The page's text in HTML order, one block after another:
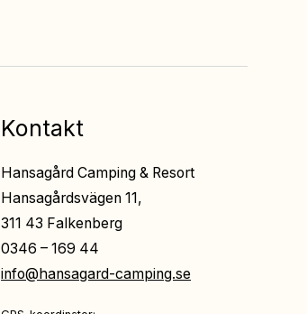
Kontakt
Hansagård Camping & Resort
Hansagårdsvägen 11,
311 43 Falkenberg
0346 – 169 44
info@hansagard-camping.se